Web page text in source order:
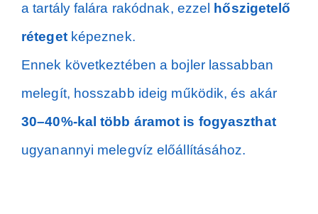
a tartály falára rakódnak, ezzel
hőszigetelő
rétegetképeznek.
Ennek következtében a bojler lassabban
melegít, hosszabb ideig működik, és akár
30–40%-kal több áramot is fogyaszthat
ugyanannyi melegvíz előállításához.